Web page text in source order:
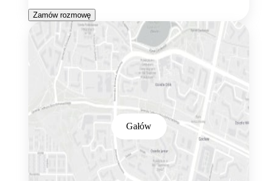
Zamów rozmowę
Gałów